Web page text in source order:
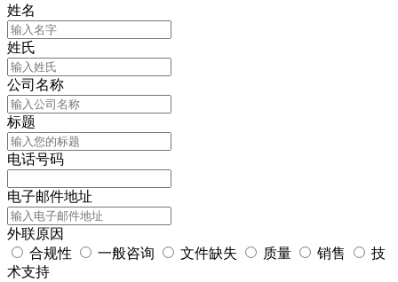
姓名
姓氏
公司名称
标题
电话号码
电子邮件地址
外联原因
合规性
一般咨询 文件缺失 质量 销售
技
术支持